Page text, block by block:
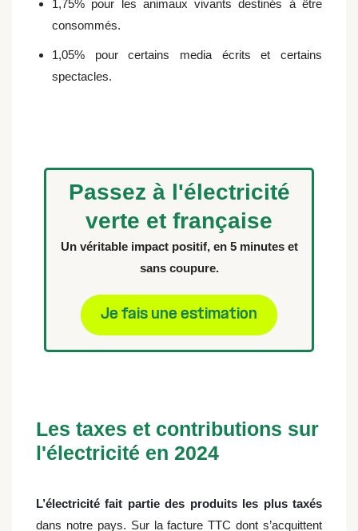
1,75% pour les animaux vivants destinés à être
consommés.
1,05% pour certains media écrits et certains
spectacles.
Passez à l'électricité
verte et française
Un véritable impact positif, en 5 minutes et
sans coupure.
Je fais une estimation
Les taxes et contributions sur
l'électricité en 2024
L’électricité fait partie des produits les plus taxés
dans notre pays. Sur la facture TTC dont s’acquittent